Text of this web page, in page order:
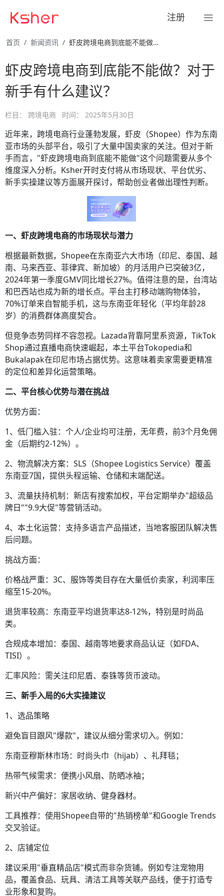
注册
首页 新闻资讯 虾皮跨境电商到底能不能做？对于新手有什么建议？
虾皮跨境电商到底能不能做？对于
新手有什么建议？
栏目： 跨境电商 时间： 2025年5月30日
近年来，跨境电商行业蓬勃发展，虾皮（Shopee）作为东南
亚市场的头部平台，吸引了大量中国卖家的关注。但对于新
手而言，"虾皮跨境电商到底能不能做"这个问题需要从多个
维度深入分析。Ksher开时支付将从市场现状、平台优劣、
新手实操建议等方面展开探讨，帮助创业者做出理性判断。
一、虾皮跨境电商的市场现状与潜力
根据最新数据，Shopee在东南亚六大市场（印尼、泰国、越
南、马来西亚、菲律宾、新加坡）的月活用户已突破3亿，
2024年第一季度GMV同比增长27%。值得注意的是，台湾站
和巴西站也成为新的增长点。平台主打移动端购物体验，
70%订单来自智能手机，这与东南亚年轻化（平均年龄28
岁）的消费群体高度契合。
但竞争态势同样不容忽视。Lazada背靠阿里系资源，TikTok
Shop通过直播电商快速崛起，本土平台Tokopedia和
Bukalapak在印尼市场占据优势。这意味着卖家需要更精准
的定位和差异化运营策略。
二、平台核心优势与潜在挑战
优势方面：
1、低门槛入驻：个人/企业均可注册，无年费，前3个月免佣
金（后期约2-12%）。
2、物流解决方案：SLS（Shopee Logistics Service）覆盖
东南亚7国，提供头程运输、仓储和末端配送。
3、流量扶持机制：新店有搜索加权，平台定期举办"超级品
牌日""9.9大促"等营销活动。
4、本土化运营：支持多语言产品描述，当地客服团队解决售
后问题。
挑战方面：
价格战严重：3C、服饰等类目存在大量低价卖家，利润率压
缩至15-20%。
退货率较高：东南亚平均退货率达8-12%，特别是时尚品
类。
合规成本增加：泰国、越南等地要求商品认证（如FDA、
TISI）。
汇率风险：需关注印尼盾、泰铢等货币波动。
三、新手入局的6大实操建议
1、选品策略
避免盲目跟风"爆款"，建议从细分需求切入。例如：
东南亚穆斯林市场：时尚头巾（hijab）、礼拜毯；
热带气候需求：便携小风扇、防晒冰袖；
新兴中产偏好：家居收纳、健身器材。
工具推荐：使用Shopee自带的"热销榜单"和Google Trends
交叉验证。
2、店铺定位
建议采用"垂直精品店"模式而非杂货铺。例如专注宠物用
品，覆盖食品、玩具、清洁工具等关联产品线，便于打造专
业形象和复购。